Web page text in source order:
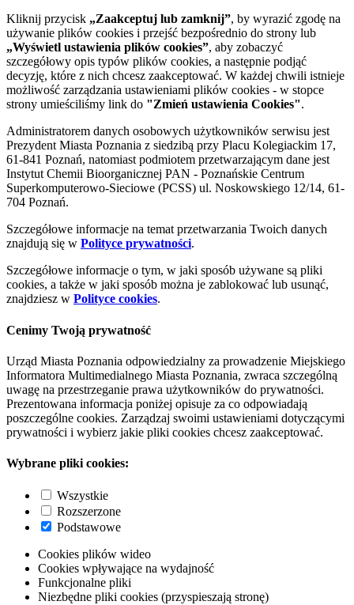
Kliknij przycisk „Zaakceptuj lub zamknij”, by wyrazić zgodę na
używanie plików cookies i przejść bezpośrednio do strony lub
„Wyświetl ustawienia plików cookies”, aby zobaczyć
szczegółowy opis typów plików cookies, a następnie podjąć
decyzję, które z nich chcesz zaakceptować. W każdej chwili istnieje
możliwość zarządzania ustawieniami plików cookies - w stopce
strony umieściliśmy link do "Zmień ustawienia Cookies".
Administratorem danych osobowych użytkowników serwisu jest
Prezydent Miasta Poznania z siedzibą przy Placu Kolegiackim 17,
61-841 Poznań, natomiast podmiotem przetwarzającym dane jest
Instytut Chemii Bioorganicznej PAN - Poznańskie Centrum
Superkomputerowo-Sieciowe (PCSS) ul. Noskowskiego 12/14, 61-
704 Poznań.
Szczegółowe informacje na temat przetwarzania Twoich danych
znajdują się w Polityce prywatności.
Szczegółowe informacje o tym, w jaki sposób używane są pliki
cookies, a także w jaki sposób można je zablokować lub usunąć,
znajdziesz w Polityce cookies.
Cenimy Twoją prywatność
Urząd Miasta Poznania odpowiedzialny za prowadzenie Miejskiego
Informatora Multimedialnego Miasta Poznania, zwraca szczególną
uwagę na przestrzeganie prawa użytkowników do prywatności.
Prezentowana informacja poniżej opisuje za co odpowiadają
poszczególne cookies. Zarządzaj swoimi ustawieniami dotyczącymi
prywatności i wybierz jakie pliki cookies chcesz zaakceptować.
Wybrane pliki cookies:
Wszystkie
Rozszerzone
Podstawowe
Cookies plików wideo
Cookies wpływające na wydajność
Funkcjonalne pliki
Niezbędne pliki cookies (przyspieszają stronę)